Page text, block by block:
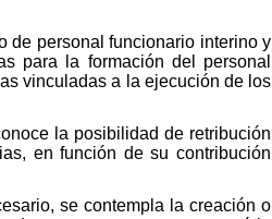
de personal funcionario interino y
para la formación del personal
vinculadas a la ejecución de los
la posibilidad de retribución
en función de su contribución
se contempla la creación o